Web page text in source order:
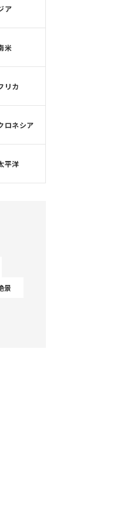
ア
米
リカ
ロネシア
平洋
景